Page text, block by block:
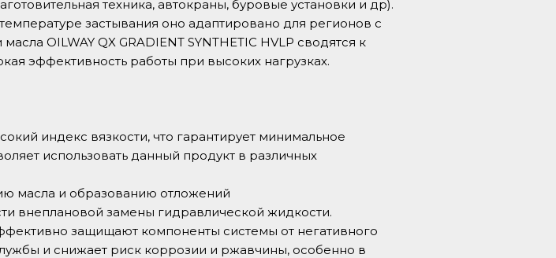
техника, автокраны, буровые установки и др).
застывания оно адаптировано для регионов с
OILWAY QX GRADIENT SYNTHETIC HVLP сводятся к
эффективность работы при высоких нагрузках.
индекс вязкости, что гарантирует минимальное
использовать данный продукт в различных
масла и образованию отложений
внеплановой замены гидравлической жидкости.
защищают компоненты системы от негативного
и снижает риск коррозии и ржавчины, особенно в